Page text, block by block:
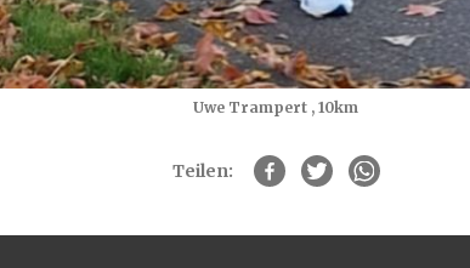
Uwe Trampert , 10km
Teilen: